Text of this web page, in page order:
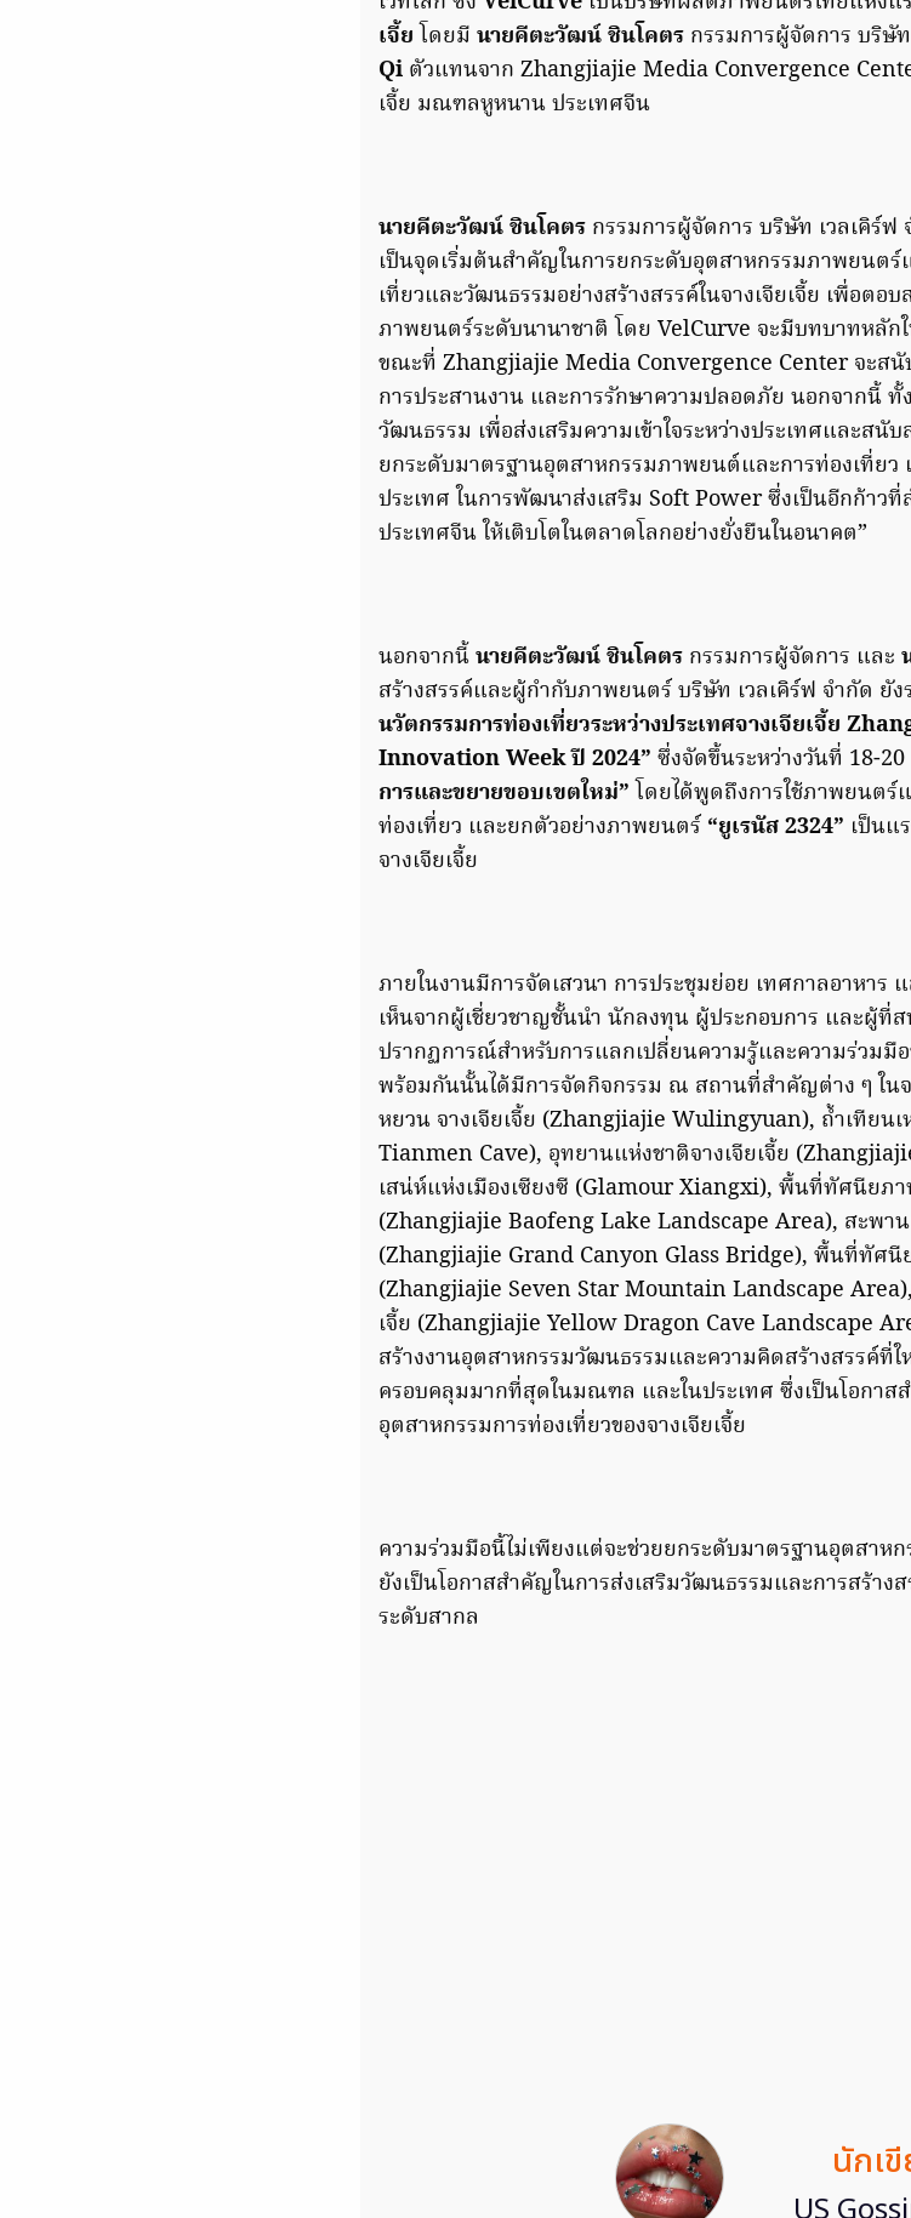
เจี้ย โดยมี นายคีตะวัฒน์ ชินโคตร กรรมการผู้จัดการ บริษั
Qi ตัวแทนจาก Zhangjiajie Media Convergence
เจี้ย มณฑลหูหนาน ประเทศจีน
นายคีตะวัฒน์ ชินโคตร กรรมการผู้จัดการ บริษัท เวลเคิร์ฟ
เป็นจุดเริ่มต้นสำคัญในการยกระดับอุตสาหกรรมภาพยนตร์
เที่ยวและวัฒนธรรมอย่างสร้างสรรค์ในจางเจียเจี้ย เพื่อตอ
ภาพยนตร์ระดับนานาชาติ โดย VelCurve จะมีบทบาทหลั
ขณะที่ Zhangjiajie Media Convergence Center จะส
การประสานงาน และการรักษาความปลอดภัย นอกจากนี้
วัฒนธรรม เพื่อส่งเสริมความเข้าใจระหว่างประเทศและส
ยกระดับมาตรฐานอุตสาหกรรมภาพยนต์และการท่องเที่ย
ประเทศ ในการพัฒนาส่งเสริม Soft Power ซึ่งเป็นอีกก้า
ประเทศจีน ให้เติบโตในตลาดโลกอย่างยั่งยืนในอนาคต”
นอกจากนี้นายคีตะวัฒน์ ชินโคตร กรรมการผู้จัดการ และ
สร้างสรรค์และผู้กำกับภาพยนตร์ บริษัท เวลเคิร์ฟ จำกัด ยัง
นวัตกรรมการท่องเที่ยวระหว่างประเทศจางเจียเจี้ย
Innovation Week ปี 2024” ซึ่งจัดขึ้นระหว่างวันที่ 18-
การและขยายขอบเขตใหม่” โดยได้พูดถึงการใช้ภาพยนตร์
ท่องเที่ยว และยกตัวอย่างภาพยนตร์ “ยูเรนัส 2324” เป็นแ
จางเจียเจี้ย
ภายในงานมีการจัดเสวนา การประชุมย่อย เทศกาลอาหาร
เห็นจากผู้เชี่ยวชาญชั้นนำ นักลงทุน ผู้ประกอบการ และผู้ที่ส
ปรากฏการณ์สำหรับการแลกเปลี่ยนความรู้และความร่วมมื
พร้อมกันนั้นได้มีการจัดกิจกรรม ณ สถานที่สำคัญต่าง ๆ ในจ
หยวน จางเจียเจี้ย (Zhangjiajie Wulingyuan), ถ้ำเทียน
Tianmen Cave), อุทยานแห่งชาติจางเจียเจี้ย
เสน่ห์แห่งเมืองเซียงซี (Glamour Xiangxi), พื้นที่ทัศนียภาพ
(Zhangjiajie Baofeng Lake Landscape Area), สะพา
(Zhangjiajie Grand Canyon Glass Bridge), พื้นที่ทัศนีย
(Zhangjiajie Seven Star Mountain Landscape
เจี้ย (Zhangjiajie Yellow Dragon Cave Landscape
สร้างงานอุตสาหกรรมวัฒนธรรมและความคิดสร้างสรรค์
ครอบคลุมมากที่สุดในมณฑล และในประเทศ ซึ่งเป็นโอกา
อุตสาหกรรมการท่องเที่ยวของจางเจียเจี้ย
ความร่วมมือนี้ไม่เพียงแต่จะช่วยยกระดับมาตรฐานอุตสาห
ยังเป็นโอกาสสำคัญในการส่งเสริมวัฒนธรรมและการสร้างส
ระดับสากล
นักเ